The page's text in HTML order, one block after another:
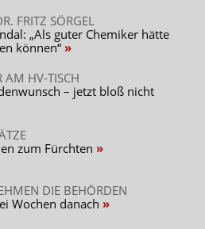
FRITZ SÖRGEL
„Als guter Chemiker hätte
können“
AM HV-TISCH
– jetzt bloß nicht
zum Fürchten
DIE BEHÖRDEN
Wochen danach